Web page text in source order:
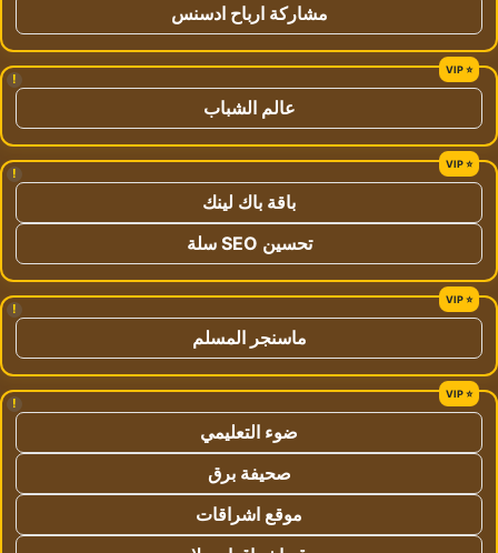
مشاركة ارباح ادسنس
!
عالم الشباب
!
باقة باك لينك
تحسين SEO سلة
!
ماسنجر المسلم
!
ضوء التعليمي
صحيفة برق
موقع اشراقات